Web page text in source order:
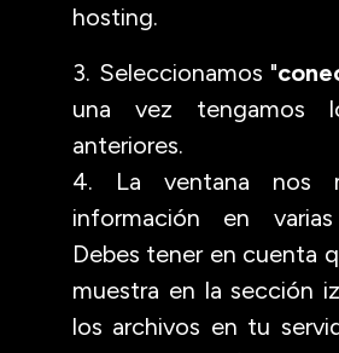
hosting.
3. Seleccionamos "
una vez tengamos
anteriores.
4. La ventana nos
información en
Debes tener en cuenta
muestra en la sección
los archivos en tu